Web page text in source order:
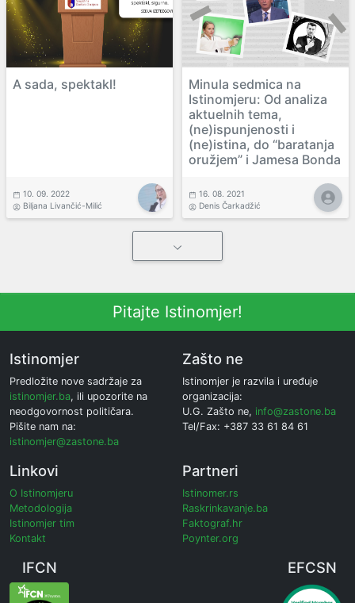
A sada, spektakl!
10. 09. 2022
Biljana Livančić-Milić
Minula sedmica na
Istinomjeru: Od analiza
aktuelnih tema,
(ne)ispunjenosti i
(ne)istina, do “baratanja
oružjem” i Jamesa Bonda
16. 08. 2021
Denis Čarkadžić
Pitajte Istinomjer!
Istinomjer
Predložite nove sadržaje za
istinomjer.ba, ili upozorite na
neodgovornost političara.
Pišite nam na:
istinomjer@zastone.ba
Zašto ne
Istinomjer je razvila i uređuje
organizacija:
U.G. Zašto ne, info@zastone.ba
Tel/Fax: +387 33 61 84 61
Linkovi
O Istinomjeru
Metodologija
Istinomjer tim
Kontakt
Partneri
Istinomer.rs
Raskrinkavanje.ba
Faktograf.hr
Poynter.org
IFCN EFCSN